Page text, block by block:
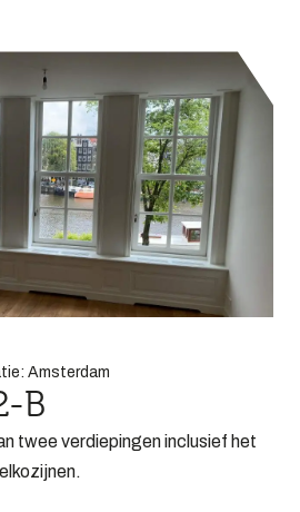
Amsterdam
B
twee verdiepingen inclusief het